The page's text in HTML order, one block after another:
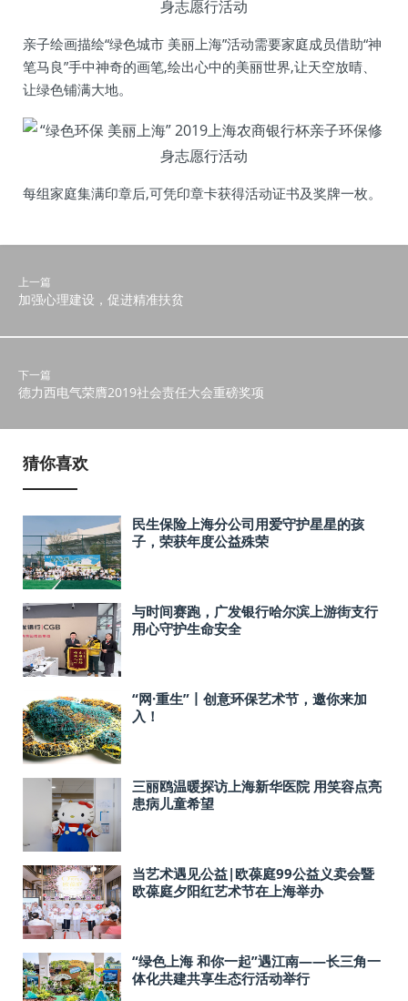
亲子绘画描绘“绿色城市 美丽上海”活动需要家庭成员借助“神
笔马良”手中神奇的画笔,绘出心中的美丽世界,让天空放晴、
让绿色铺满大地。
每组家庭集满印章后,可凭印章卡获得活动证书及奖牌一枚。
上一篇
加强心理建设，促进精准扶贫
下一篇
德力西电气荣膺2019社会责任大会重磅奖项
猜你喜欢
民生保险上海分公司用爱守护星星的孩
子，荣获年度公益殊荣
与时间赛跑，广发银行哈尔滨上游街支行
用心守护生命安全
“网·重生”丨创意环保艺术节，邀你来加
入！
三丽鸥温暖探访上海新华医院 用笑容点亮
患病儿童希望
当艺术遇见公益|欧葆庭99公益义卖会暨
欧葆庭夕阳红艺术节在上海举办
“绿色上海 和你一起”遇江南——长三角一
体化共建共享生态行活动举行